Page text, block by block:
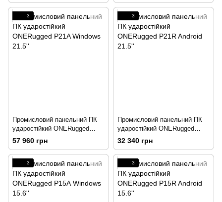
3
Промисловий панельний ПК
ударостійкий ONERugged
P21A Windows 21.5''
57 960 грн
3
Промисловий панельний ПК
ударостійкий ONERugged
P21R Android 21.5''
32 340 грн
3 3